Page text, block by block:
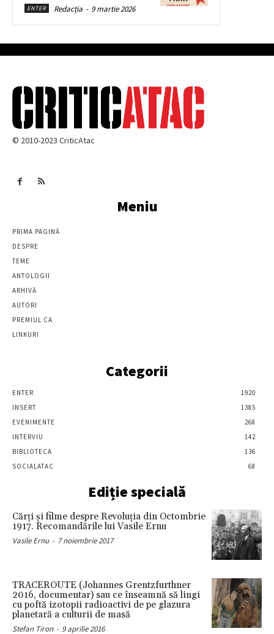
ENTER Redacția - 9 martie 2026
© 2010-2023 CriticAtac
Meniu
PRIMA PAGINĂ
DESPRE
TEME
ANTOLOGII
ARHIVĂ
AUTORI
PREMIUL CA
LINKURI
Categorii
ENTER
1920
INSERT
1385
EVENIMENTE
268
INTERVIU
142
BIBLIOTECA
136
SOCIALATAC
68
Ediție specială
Cărţi şi filme despre Revoluţia din Octombrie
1917. Recomandările lui Vasile Ernu
Vasile Ernu - 7 noiembrie 2017
TRACEROUTE (Johannes Grentzfurthner
2016, documentar) sau ce înseamnă să lingi
cu poftă izotopii radioactivi de pe glazura
planetară a culturii de masă
Stefan Tiron - 9 aprilie 2016